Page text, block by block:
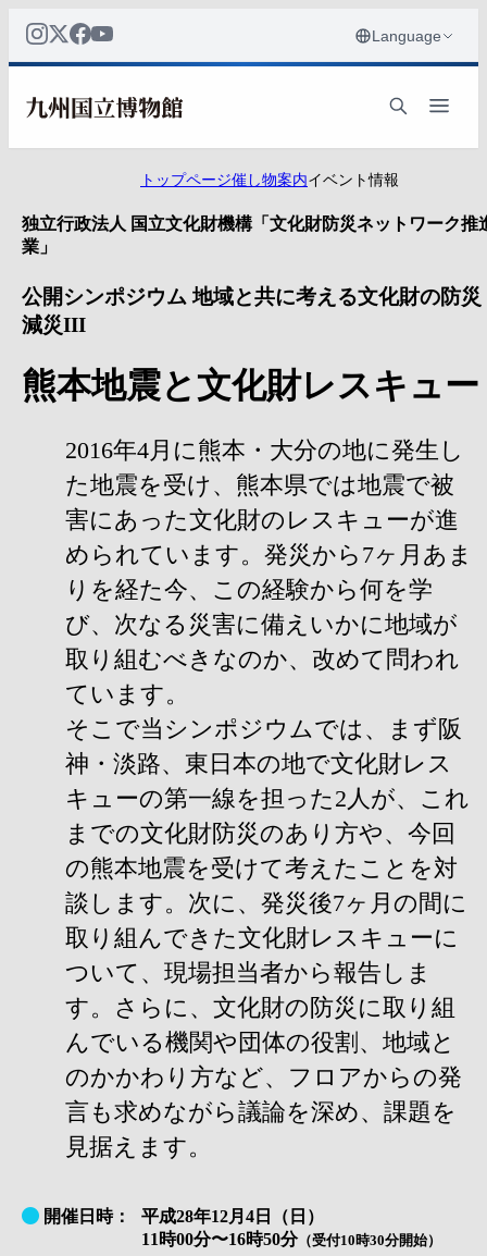
トップページ催し物案内イベント情報
独立行政法人 国立文化財機構「文化財防災ネットワーク推
業」
公開シンポジウム 地域と共に考える文化財の防災
減災III
熊本地震と文化財レスキュー
2016年4月に熊本・大分の地に発生し
た地震を受け、熊本県では地震で被
害にあった文化財のレスキューが進
められています。発災から7ヶ月あま
りを経た今、この経験から何を学
び、次なる災害に備えいかに地域が
取り組むべきなのか、改めて問われ
ています。
そこで当シンポジウムでは、まず阪
神・淡路、東日本の地で文化財レス
キューの第一線を担った2人が、これ
までの文化財防災のあり方や、今回
の熊本地震を受けて考えたことを対
談します。次に、発災後7ヶ月の間に
取り組んできた文化財レスキューに
ついて、現場担当者から報告しま
す。さらに、文化財の防災に取り組
んでいる機関や団体の役割、地域と
のかかわり方など、フロアからの発
言も求めながら議論を深め、課題を
見据えます。
開催日時：
平成28年12月4日（日）
11時00分〜16時50分（受付10時30分開始）